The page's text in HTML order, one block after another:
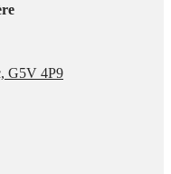
G5V 4P9